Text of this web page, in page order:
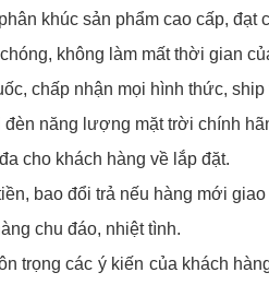
khúc sản phẩm cao cấp, đạt
không làm mất thời gian
chấp nhận mọi hình thức,
đèn năng lượng mặt trời chính
cho khách hàng về lắp đặt.
bao đổi trả nếu hàng mới giao
chu đáo, nhiệt tình.
trọng các ý kiến của khách